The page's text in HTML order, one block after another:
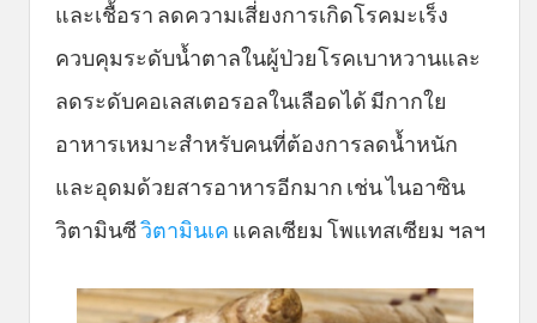
และเชื้อรา ลดความเสี่ยงการเกิดโรคมะเร็ง
ควบคุมระดับน้ำตาลในผู้ป่วยโรคเบาหวานและ
ลดระดับคอเลสเตอรอลในเลือดได้ มีกากใย
อาหารเหมาะสำหรับคนที่ต้องการลดน้ำหนัก
และอุดมด้วยสารอาหารอีกมาก เช่น ไนอาซิน
วิตามินซีวิตามินเค แคลเซียม โพแทสเซียม ฯลฯ